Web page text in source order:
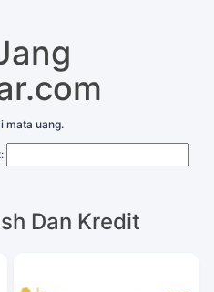
mata uang.
Dan Kredit